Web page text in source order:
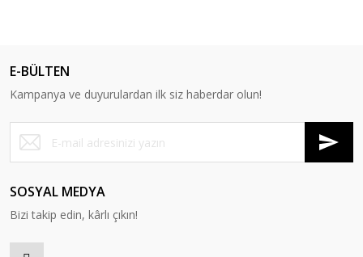
E-BÜLTEN
Kampanya ve duyurulardan ilk siz haberdar olun!
SOSYAL MEDYA
Bizi takip edin, kârlı çıkın!